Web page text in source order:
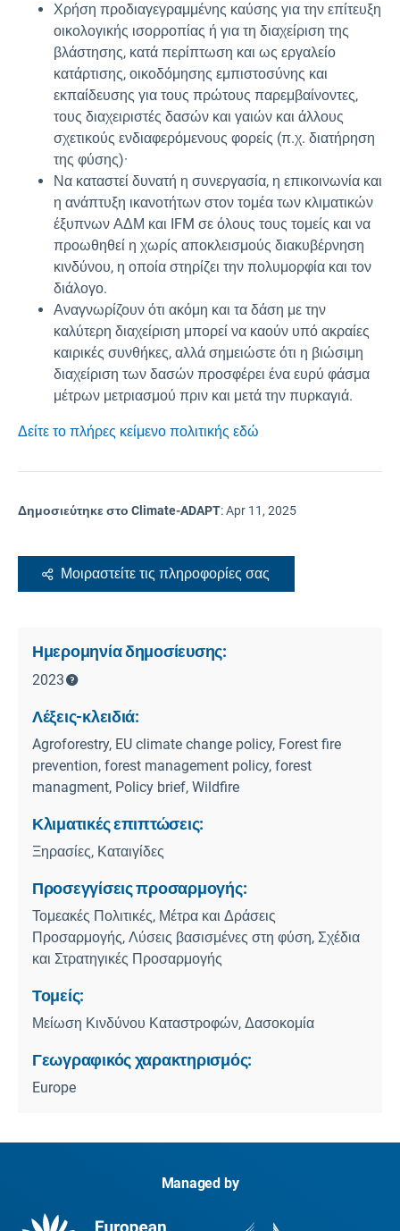
Χρήση προδιαγεγραμμένης καύσης για την επίτευξη
οικολογικής ισορροπίας ή για τη διαχείριση της
βλάστησης, κατά περίπτωση και ως εργαλείο
κατάρτισης, οικοδόμησης εμπιστοσύνης και
εκπαίδευσης για τους πρώτους παρεμβαίνοντες,
τους διαχειριστές δασών και γαιών και άλλους
σχετικούς ενδιαφερόμενους φορείς (π.χ. διατήρηση
της φύσης)·
Να καταστεί δυνατή η συνεργασία, η επικοινωνία και
η ανάπτυξη ικανοτήτων στον τομέα των κλιματικών
έξυπνων ΑΔΜ και IFM σε όλους τους τομείς και να
προωθηθεί η χωρίς αποκλεισμούς διακυβέρνηση
κινδύνου, η οποία στηρίζει την πολυμορφία και τον
διάλογο.
Αναγνωρίζουν ότι ακόμη και τα δάση με την
καλύτερη διαχείριση μπορεί να καούν υπό ακραίες
καιρικές συνθήκες, αλλά σημειώστε ότι η βιώσιμη
διαχείριση των δασών προσφέρει ένα ευρύ φάσμα
μέτρων μετριασμού πριν και μετά την πυρκαγιά.
Δείτε το πλήρες κείμενο πολιτικής εδώ
Δημοσιεύτηκε στο Climate-ADAPT:Apr 11, 2025
Μοιραστείτε τις πληροφορίες σας
Ημερομηνία δημοσίευσης:
2023
Λέξεις-κλειδιά:
Agroforestry, EU climate change policy, Forest fire
prevention, forest management policy, forest
managment, Policy brief, Wildfire
Κλιματικές επιπτώσεις:
Ξηρασίες, Καταιγίδες
Προσεγγίσεις προσαρμογής:
Τομεακές Πολιτικές, Μέτρα και Δράσεις
Προσαρμογής, Λύσεις βασισμένες στη φύση, Σχέδια
και Στρατηγικές Προσαρμογής
Τομείς:
Μείωση Κινδύνου Καταστροφών, Δασοκομία
Γεωγραφικός χαρακτηρισμός:
Europe
Managed by